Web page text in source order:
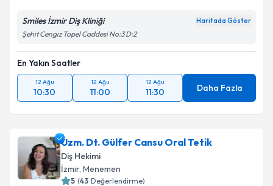
Smiles İzmir Diş Kliniği Haritada Göster
Şehit Cengiz Topel Caddesi No:3 D:2
En Yakın Saatler
12 Ağu
10:30
12 Ağu
11:00
12 Ağu
11:30 Daha Fazla
Uzm. Dt. Gülfer Cansu Oral Tetik
Diş Hekimi
İzmir, Menemen
5 (43 Değerlendirme)